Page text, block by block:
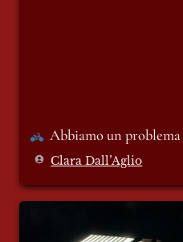
Abbiamo un
Clara Dall’Aglio
Berlinguer: la grande